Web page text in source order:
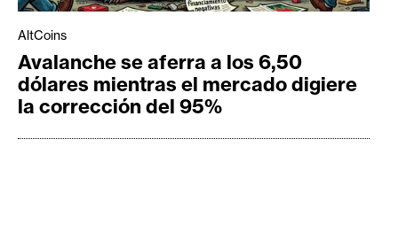
AltCoins
Avalanche se aferra a los 6,50
dólares mientras el mercado digiere
la corrección del 95%